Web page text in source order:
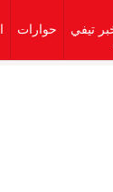
تيفي حوارات